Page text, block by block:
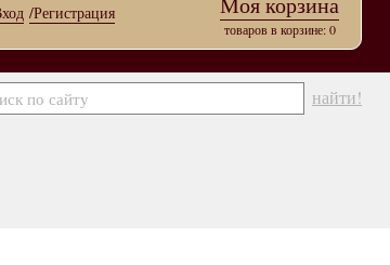
/Регистрация
товаров в корзине: 0
найти!